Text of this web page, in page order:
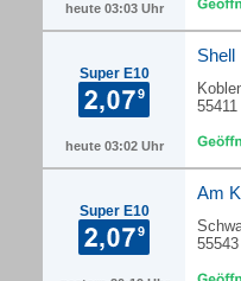
heute 03:03 Uhr
Super E10
heute 03:02 Uhr
Shell
Super E10
Am